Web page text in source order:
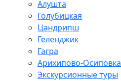
Алушта
Голубицкая
Цандрипш
Геленджик
Гагра
Арихипово-Осиповка
Экскурсионные туры